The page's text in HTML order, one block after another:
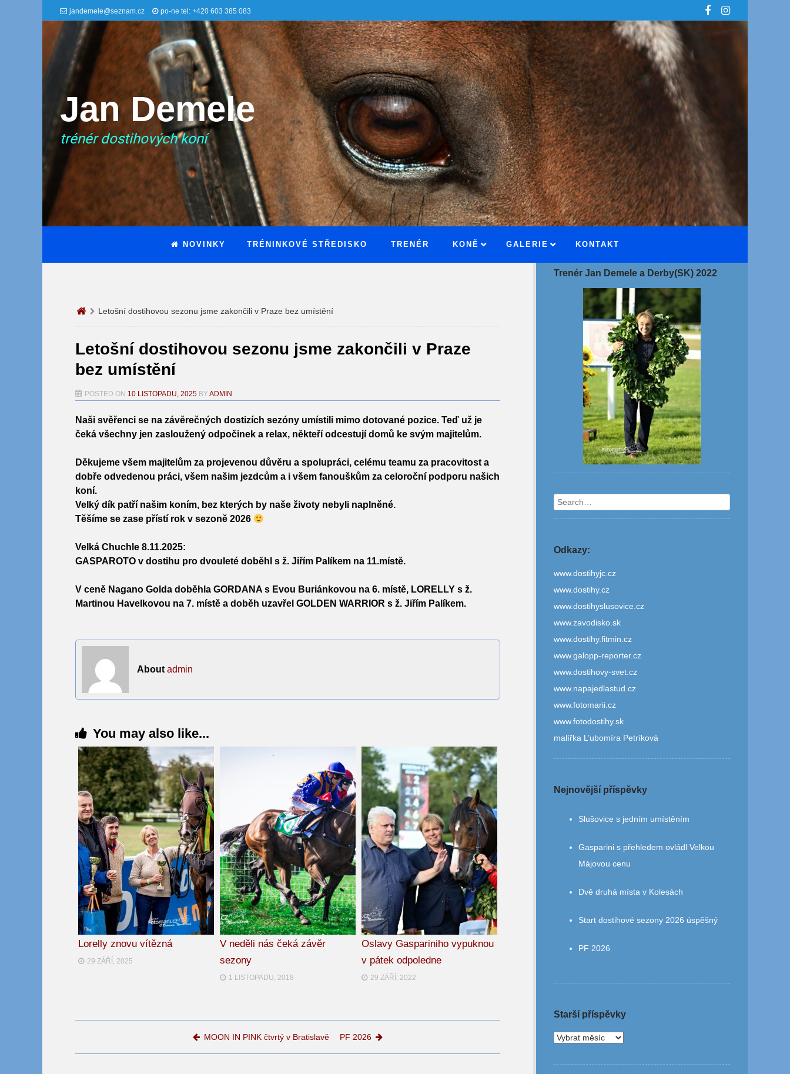
jandemele@seznam.cz po-ne tel: +420 603 385 083
Jan Demele
trénér dostihových koní
NOVINKY TRÉNINKOVÉ STŘEDISKO TRENÉR KONĚ GALERIE KONTAKT
Letošní dostihovou sezonu jsme zakončili v Praze bez umístění
Letošní dostihovou sezonu jsme zakončili v Praze
bez umístění
POSTED ON 10 LISTOPADU, 2025 BYADMIN
Naši svěřenci se na závěrečných dostizích sezóny umístili mimo dotované pozice. Teď už je
čeká všechny jen zasloužený odpočinek a relax, někteří odcestují domů ke svým majitelům.
Děkujeme všem majitelům za projevenou důvěru a spolupráci, celému teamu za pracovitost a
dobře odvedenou práci, všem našim jezdcům a i všem fanouškům za celoroční podporu našich
koní.
Velký dík patří našim koním, bez kterých by naše životy nebyli naplněné.
Těšíme se zase přístí rok v sezoně 2026
Velká Chuchle 8.11.2025:
GASPAROTO v dostihu pro dvouleté doběhl s ž. Jiřím Palíkem na 11.místě.
V ceně Nagano Golda doběhla GORDANA s Evou Buriánkovou na 6. místě, LORELLY s ž.
Martinou Havelkovou na 7. místě a doběh uzavřel GOLDEN WARRIOR s ž. Jiřím Palíkem.
About admin
You may also like...
Lorelly znovu vítězná
29 ZÁŘÍ, 2025
V neděli nás čeká závěr
sezony
1 LISTOPADU, 2018
Oslavy Gaspariniho vypuknou
v pátek odpoledne
29 ZÁŘÍ, 2022
Post navigationMOON IN PINK čtvrtý v Bratislavě PF 2026
Trenér Jan Demele a Derby(SK) 2022
Search
Odkazy:
www.dostihyjc.cz
www.dostihy.cz
www.dostihyslusovice.cz
www.zavodisko.sk
www.dostihy.fitmin.cz
www.galopp-reporter.cz
www.dostihovy-svet.cz
www.napajedlastud.cz
www.fotomarii.cz
www.fotodostihy.sk
malířka L’ubomíra Petríková
Nejnovější příspěvky
Slušovice s jedním umístěním
Gasparini s přehledem ovládl Velkou
Májovou cenu
Dvě druhá místa v Kolesách
Start dostihové sezony 2026 úspěšný
PF 2026
Starší příspěvky